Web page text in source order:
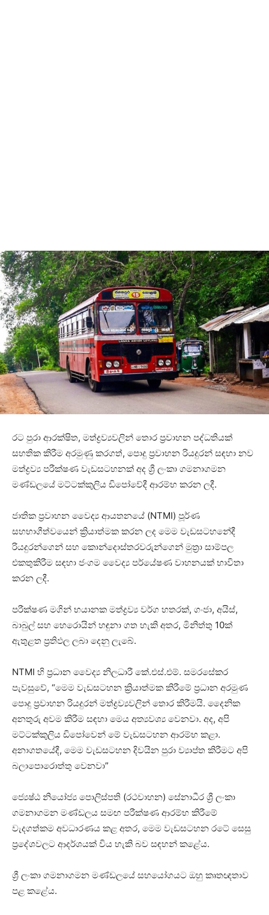
රට පුරා ආරක්ෂිත, මත්ද්‍රව්‍යවලින් තොර ප්‍රවාහන පද්ධතියක්
සහතික කිරීම අරමුණු කරගත්, පොදු ප්‍රවාහන රියදුරන් සඳහා නව
මත්ද්‍රව්‍ය පරීක්ෂණ වැඩසටහනක් අද ශ්‍රී ලංකා ගමනාගමන
මණ්ඩලයේ මට්ටක්කුලිය ඩිපෝවේදී ආරම්භ කරන ලදී.
ජාතික ප්‍රවාහන වෛද්‍ය ආයතනයේ (NTMI) පූර්ණ
සහභාගීත්වයෙන් ක්‍රියාත්මක කරන ලද මෙම වැඩසටහනේදී
රියදුරන්ගෙන් සහ කොන්දොස්තරවරුන්ගෙන් මුත්‍රා සාම්පල
එකතුකිරීම සඳහා ජංගම වෛද්‍ය පර්යේෂණ වාහනයක් භාවිතා
කරන ලදී.
පරීක්ෂණ මගින් භයානක මත්ද්‍රව්‍ය වර්ග හතරක්, ගංජා, අයිස්,
බාබුල් සහ හෙරොයින් හඳුනා ගත හැකි අතර, මිනිත්තු 10ක්
ඇතුළත ප්‍රතිඵල ලබා දෙනු ලැබේ.
NTMI හි ප්‍රධාන වෛද්‍ය නිලධාරී කේ.එස්.එම්. සමරසේකර
පැවසුවේ, “මෙම වැඩසටහන ක්‍රියාත්මක කිරීමේ ප්‍රධාන අරමුණ
පොදු ප්‍රවාහන රියදුරන් මත්ද්‍රව්‍යවලින් තොර කිරීමයි. දෛනික
අනතුරු අවම කිරීම සඳහා මෙය අත්‍යවශ්‍ය වෙනවා. අද, අපි
මට්ටක්කුලිය ඩිපෝවෙන් මේ වැඩසටහන ආරම්භ කළා.
අනාගතයේදී, මෙම වැඩසටහන දිවයින පුරා ව්‍යාප්ත කිරීමට අපි
බලාපොරොත්තු වෙනවා”
ජ්‍යෙෂ්ඨ නියෝජ්‍ය පොලිස්පති (රථවාහන) සේනාධීර ශ්‍රී ලංකා
ගමනාගමන මණ්ඩලය සමඟ පරීක්ෂණ ආරම්භ කිරීමේ
වැදගත්කම අවධාරණය කළ අතර, මෙම වැඩසටහන රටේ සෙසු
ප්‍රදේශවලට ආදර්ශයක් විය හැකි බව සඳහන් කළේය.
ශ්‍රී ලංකා ගමනාගමන මණ්ඩලයේ සහයෝගයට ඔහු කෘතඥතාව
පළ කළේය.